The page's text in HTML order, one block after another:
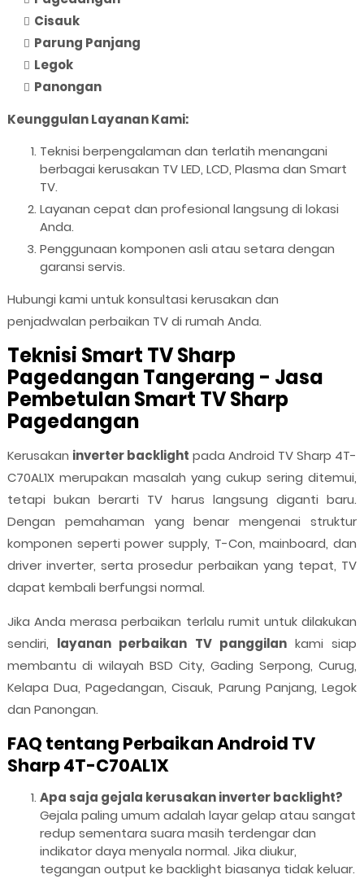
Cisauk
Parung Panjang
Legok
Panongan
Keunggulan Layanan Kami:
Teknisi berpengalaman dan terlatih menangani
berbagai kerusakan TV LED, LCD, Plasma dan Smart
TV.
Layanan cepat dan profesional langsung di lokasi
Anda.
Penggunaan komponen asli atau setara dengan
garansi servis.
Hubungi kami untuk konsultasi kerusakan dan
penjadwalan perbaikan TV di rumah Anda.
Teknisi Smart TV Sharp
Pagedangan Tangerang - Jasa
Pembetulan Smart TV Sharp
Pagedangan
Kerusakan inverter backlight pada Android TV Sharp 4T-
C70AL1X merupakan masalah yang cukup sering ditemui,
tetapi bukan berarti TV harus langsung diganti baru.
Dengan pemahaman yang benar mengenai struktur
komponen seperti power supply, T-Con, mainboard, dan
driver inverter, serta prosedur perbaikan yang tepat, TV
dapat kembali berfungsi normal.
Jika Anda merasa perbaikan terlalu rumit untuk dilakukan
sendiri, layanan perbaikan TV panggilankami siap
membantu di wilayah BSD City, Gading Serpong, Curug,
Kelapa Dua, Pagedangan, Cisauk, Parung Panjang, Legok
dan Panongan.
FAQ tentang Perbaikan Android TV
Sharp 4T-C70AL1X
Apa saja gejala kerusakan inverter backlight?
Gejala paling umum adalah layar gelap atau sangat
redup sementara suara masih terdengar dan
indikator daya menyala normal. Jika diukur,
tegangan output ke backlight biasanya tidak keluar.